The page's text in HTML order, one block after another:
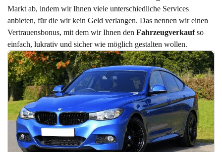
Markt ab, indem wir Ihnen viele unterschiedliche Services
anbieten, für die wir kein Geld verlangen. Das nennen wir einen
Vertrauensbonus, mit dem wir Ihnen den Fahrzeugverkaufso
einfach, lukrativ und sicher wie möglich gestalten wollen.